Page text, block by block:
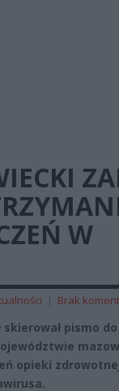
W
| Brak
pismo do
opieki